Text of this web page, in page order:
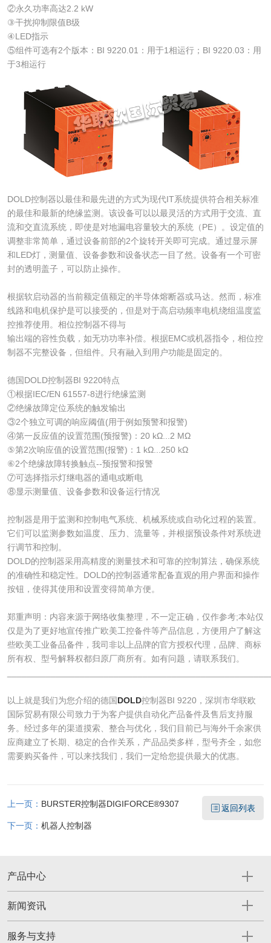
②永久功率高达2.2 kW
③干扰抑制限值B级
④LED指示
⑤组件可选有2个版本：BI 9220.01：用于1相运行；BI 9220.03：用
于3相运行
DOLD控制器以最佳和最先进的方式为现代IT系统提供符合相关标准
的最佳和最新的绝缘监测。该设备可以以最灵活的方式用于交流、直
流和交直流系统，即使是对地漏电容量较大的系统（PE）。设定值的
调整非常简单，通过设备前部的2个旋转开关即可完成。通过显示屏
和LED灯，测量值、设备参数和设备状态一目了然。设备有一个可密
封的透明盖子，可以防止操作。
根据软启动器的当前额定值额定的半导体熔断器或马达。然而，标准
线路和电机保护是可以接受的，但是对于高启动频率电机绕组温度监
控推荐使用。相位控制器不得与
输出端的容性负载，如无功功率补偿。根据EMC或机器指令，相位控
制器不完整设备，但组件。只有融入到用户功能是固定的。
德国DOLD控制器BI 9220特点
①根据IEC/EN 61557-8进行绝缘监测
②绝缘故障定位系统的触发输出
③2个独立可调的响应阈值(用于例如预警和报警)
④第一反应值的设置范围(预报警)：20 kΩ...2 MΩ
⑤第2次响应值的设置范围(报警)：1 kΩ...250 kΩ
⑥2个绝缘故障转换触点--预报警和报警
⑦可选择指示灯继电器的通电或断电
⑧显示测量值、设备参数和设备运行情况
控制器是用于监测和控制电气系统、机械系统或自动化过程的装置。
它们可以监测参数如温度、压力、流量等，并根据预设条件对系统进
行调节和控制。
DOLD的控制器采用高精度的测量技术和可靠的控制算法，确保系统
的准确性和稳定性。DOLD的控制器通常配备直观的用户界面和操作
按钮，使得其使用和设置变得简单方便。
郑重声明：内容来源于网络收集整理，不一定正确，仅作参考;本站仅
仅是为了更好地宣传推广欧美工控备件等产品信息，方便用户了解这
些欧美工业备品备件，我司非以上品牌的官方授权代理，品牌、商标
所有权、型号解释权都归原厂商所有。如有问题，请联系我们。
​以上就是我们为您介绍的德国DOLD控制器BI 9220，深圳市华联欧
国际贸易有限公司致力于为客户提供自动化产品备件及售后支持服
务。经过多年的渠道摸索、整合与优化，我们目前已与海外千余家供
应商建立了长期、稳定的合作关系，产品品类多样，型号齐全，如您
需要购买备件，可以来找我们，我们一定给您提供最大的优惠。
上一页： BURSTER控制器DIGIFORCE®9307
下一页： 机器人控制器
返回列表
产品中心
新闻资讯
服务与支持